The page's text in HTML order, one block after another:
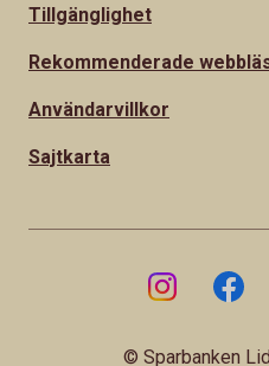
Tillgänglighet
Rekommenderade
Användarvillkor
Sajtkarta
© Sparbanken